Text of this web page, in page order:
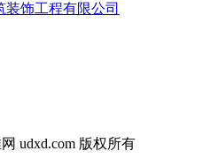
装饰工程有限公司
udxd.com 版权所有